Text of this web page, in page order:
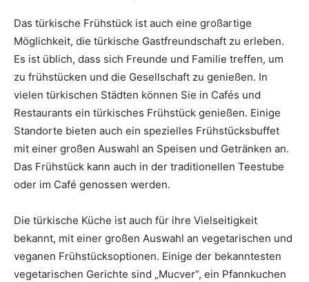
Das türkische Frühstück ist auch eine großartige
Möglichkeit, die türkische Gastfreundschaft zu erleben.
Es ist üblich, dass sich Freunde und Familie treffen, um
zu frühstücken und die Gesellschaft zu genießen. In
vielen türkischen Städten können Sie in Cafés und
Restaurants ein türkisches Frühstück genießen. Einige
Standorte bieten auch ein spezielles Frühstücksbuffet
mit einer großen Auswahl an Speisen und Getränken an.
Das Frühstück kann auch in der traditionellen Teestube
oder im Café genossen werden.
Die türkische Küche ist auch für ihre Vielseitigkeit
bekannt, mit einer großen Auswahl an vegetarischen und
veganen Frühstücksoptionen. Einige der bekanntesten
vegetarischen Gerichte sind „Mucver“, ein Pfannkuchen